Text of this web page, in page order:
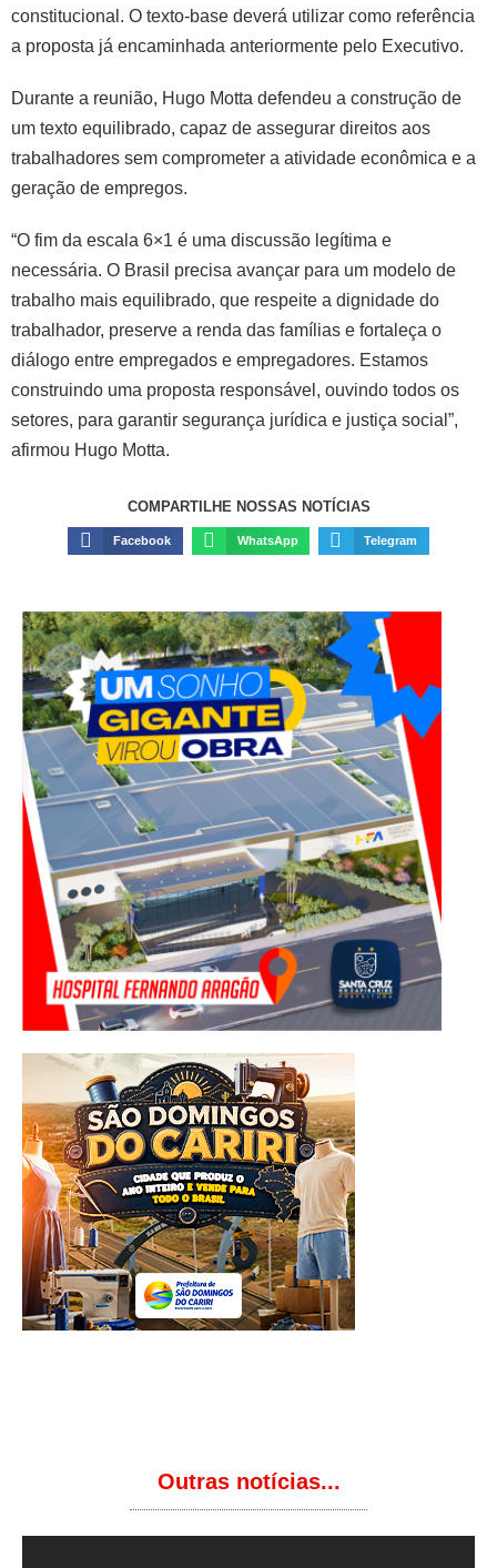
constitucional. O texto-base deverá utilizar como referência
a proposta já encaminhada anteriormente pelo Executivo.
Durante a reunião, Hugo Motta defendeu a construção de
um texto equilibrado, capaz de assegurar direitos aos
trabalhadores sem comprometer a atividade econômica e a
geração de empregos.
“O fim da escala 6×1 é uma discussão legítima e
necessária. O Brasil precisa avançar para um modelo de
trabalho mais equilibrado, que respeite a dignidade do
trabalhador, preserve a renda das famílias e fortaleça o
diálogo entre empregados e empregadores. Estamos
construindo uma proposta responsável, ouvindo todos os
setores, para garantir segurança jurídica e justiça social”,
afirmou Hugo Motta.
COMPARTILHE NOSSAS NOTÍCIAS
Facebook WhatsApp Telegram
Outras notícias...